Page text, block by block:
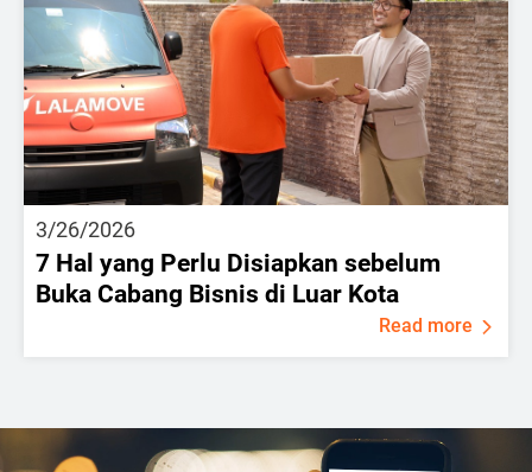
3/26/2026
7 Hal yang Perlu Disiapkan sebelum
Buka Cabang Bisnis di Luar Kota
Read more